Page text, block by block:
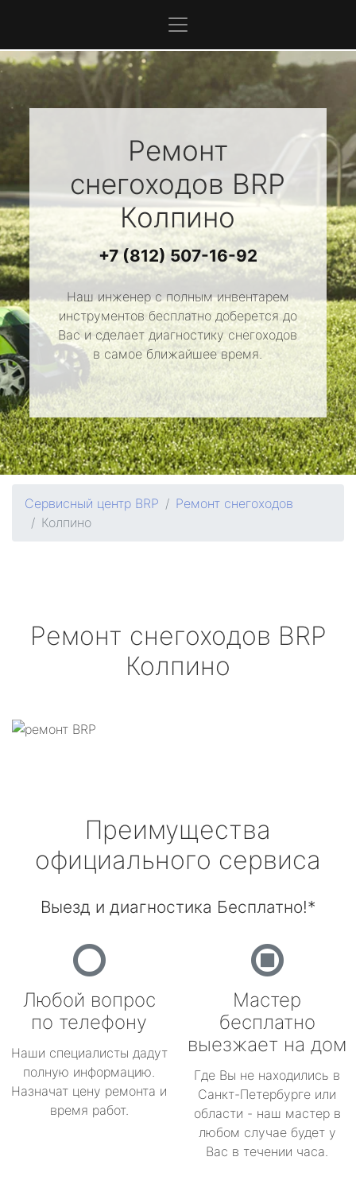
Ремонт
снегоходов BRP
Колпино
+7 (812) 507-16-92
Наш инженер с полным инвентарем
инструментов бесплатно доберется до
Вас и сделает диагностику снегоходов
в самое ближайшее время.
Сервисный центр BRP
Ремонт снегоходов
Колпино
Ремонт снегоходов BRP
Колпино
Преимущества
официального сервиса
Выезд и диагностика Бесплатно!*
Любой вопрос
по телефону
Наши специалисты дадут
полную информацию.
Назначат цену ремонта и
время работ.
Мастер
бесплатно
выезжает на дом
Где Вы не находились в
Санкт-Петербурге или
области - наш мастер в
любом случае будет у
Вас в течении часа.